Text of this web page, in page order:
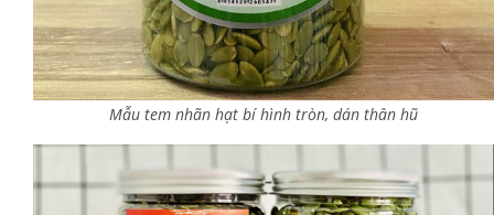
Mẫu tem nhãn hạt bí hình tròn, dán thân hũ